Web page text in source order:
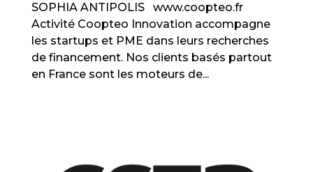
SOPHIA ANTIPOLIS www.coopteo.fr
Activité Coopteo Innovation accompagne
les startups et PME dans leurs recherches
de financement. Nos clients basés partout
en France sont les moteurs de...